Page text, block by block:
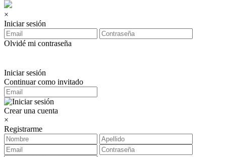
×
Iniciar sesión
Olvidé mi contraseña
Iniciar sesión
Continuar como invitado
Crear una cuenta
×
Registrarme